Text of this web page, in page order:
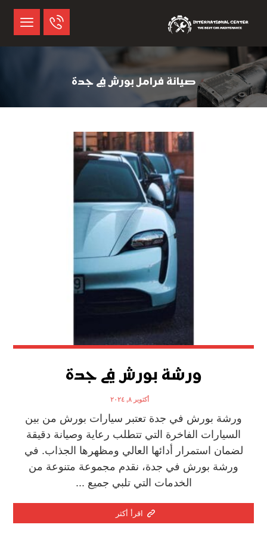
صيانة فرامل بورش في جدة
ورشة بورش في جدة
أكتوبر ٨, ٢٠٢٤
ورشة بورش في جدة تعتبر سيارات بورش من بين
السيارات الفاخرة التي تتطلب رعاية وصيانة دقيقة
لضمان استمرار أدائها العالي ومظهرها الجذاب. في
ورشة بورش في جدة، نقدم مجموعة متنوعة من
الخدمات التي تلبي جميع ...
اقرأ أكثر